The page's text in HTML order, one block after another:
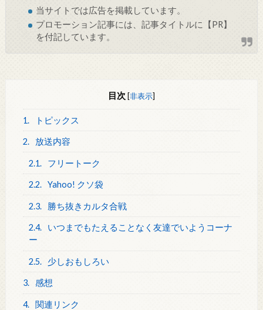
当サイトでは広告を掲載しています。
プロモーション記事には、記事タイトルに【PR】
を付記しています。
目次 [非表示]
1. トピックス
2. 放送内容
2.1. フリートーク
2.2. Yahoo! クソ袋
2.3. 勝ち抜きカルタ合戦
2.4.
いつまでもたえることなく友達でいようコーナ
ー
2.5. 少しおもしろい
3. 感想
4. 関連リンク